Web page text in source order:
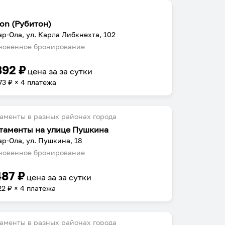
(Рубитон)
Ола, ул. Карла Либкнехта, 102
бронирование
₽ цена заза сутки
₽ × 4 платежа
в разных районах города
на улице Пушкина
Ола, ул. Пушкина, 18
бронирование
₽ цена заза сутки
₽ × 4 платежа
в разных районах города